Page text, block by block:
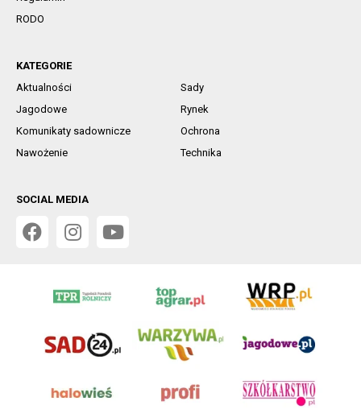
RODO
KATEGORIE
Aktualności
Sady
Jagodowe
Rynek
Komunikaty sadownicze
Ochrona
Nawożenie
Technika
SOCIAL MEDIA